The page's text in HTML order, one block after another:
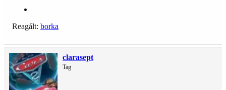
Reagált: borka
clarasept
Tag